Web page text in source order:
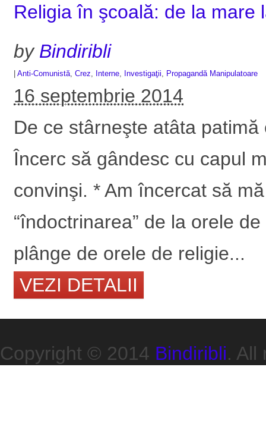
Religia în şcoală: de la mare
by Bindiribli
Anti-Comunistă ,Crez Interne Investigaţii Propagandă Manipulatoare
16 septembrie 2014
De ce stârneşte atâta
Încerc să gândesc cu capul
convinşi. * Am încercat să
“îndoctrinarea” de la orele
plânge de orele de religie...
VEZI DETALII
Copyright © 2014 Bindiribli. All